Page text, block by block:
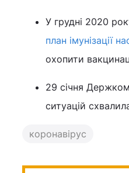
У грудні 2020
план імунізації
охопити
29 січня
ситуацій
коронавірус